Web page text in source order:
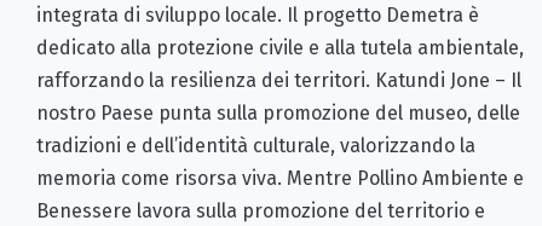
integrata di sviluppo locale. Il progetto Demetra è
dedicato alla protezione civile e alla tutela ambientale,
rafforzando la resilienza dei territori. Katundi Jone – Il
nostro Paese punta sulla promozione del museo, delle
tradizioni e dell’identità culturale, valorizzando la
memoria come risorsa viva. Mentre Pollino Ambiente e
Benessere lavora sulla promozione del territorio e